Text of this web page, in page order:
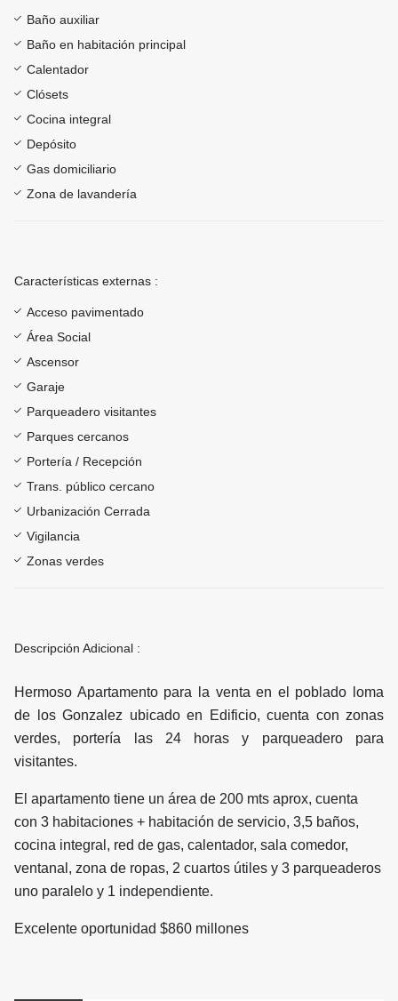
Baño auxiliar
Baño en habitación principal
Calentador
Clósets
Cocina integral
Depósito
Gas domiciliario
Zona de lavandería
Características externas :
Acceso pavimentado
Área Social
Ascensor
Garaje
Parqueadero visitantes
Parques cercanos
Portería / Recepción
Trans. público cercano
Urbanización Cerrada
Vigilancia
Zonas verdes
Descripción Adicional :
Hermoso Apartamento para la venta en el poblado loma
de los Gonzalez ubicado en Edificio, cuenta con zonas
verdes, portería las 24 horas y parqueadero para
visitantes.
El apartamento tiene un área de 200 mts aprox, cuenta
con 3 habitaciones + habitación de servicio, 3,5 baños,
cocina integral, red de gas, calentador, sala comedor,
ventanal, zona de ropas, 2 cuartos útiles y 3 parqueaderos
uno paralelo y 1 independiente.
Excelente oportunidad $860 millones